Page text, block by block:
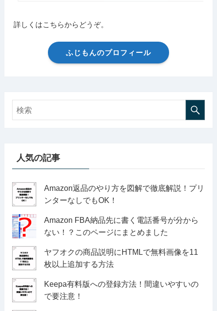
詳しくはこちらからどうぞ。
ふじもんのプロフィール
人気の記事
Amazon返品のやり方を図解で徹底解説！プリ
ンターなしでもOK！
Amazon FBA納品先に書く電話番号が分から
ない！？このページにまとめました
ヤフオクの商品説明にHTMLで無料画像を11
枚以上追加する方法
Keepa有料版への登録方法！間違いやすいの
で要注意！